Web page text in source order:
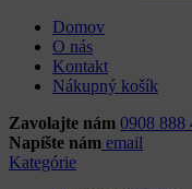
Domov
O nás
Kontakt
Nákupný košík
Zavolajte nám 0908 888
Napíšte nám email
Kategórie